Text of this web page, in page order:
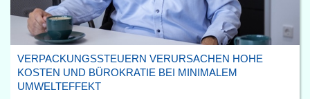
VERPACKUNGSSTEUERN VERURSACHEN HOHE
KOSTEN UND BÜROKRATIE BEI MINIMALEM
UMWELTEFFEKT